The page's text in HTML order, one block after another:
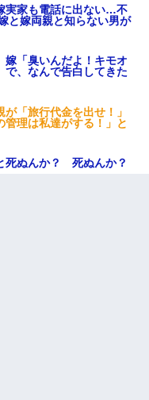
実家も電話に出ない…不
と嫁両親と知らない男が
嫁「臭いんだよ！キモオ
で、なんで告白してきた
「旅行代金を出せ！」
管理は私達がする！」と
死ぬんか？ 死ぬんか？